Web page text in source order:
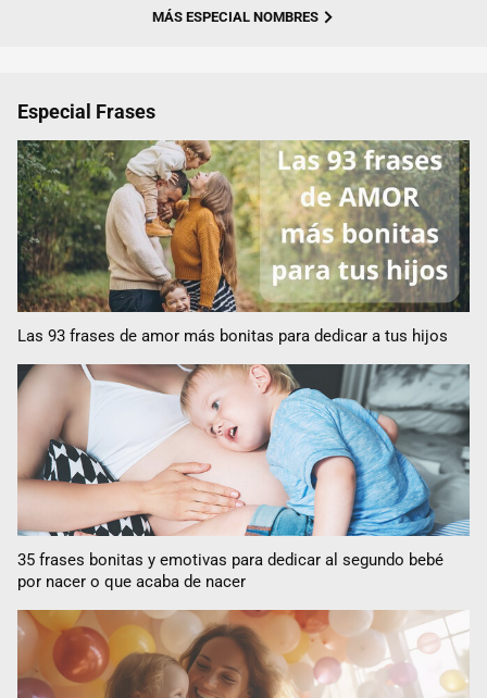
MÁS ESPECIAL NOMBRES
Especial Frases
Las 93 frases de amor más bonitas para dedicar a tus hijos
35 frases bonitas y emotivas para dedicar al segundo bebé
por nacer o que acaba de nacer